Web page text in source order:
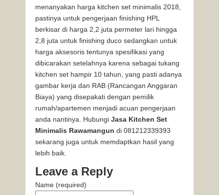
menanyakan harga kitchen set minimalis 2018,
pastinya untuk pengerjaan finishing HPL
berkisar di harga 2,2 juta permeter lari hingga
2,8 juta untuk finishing duco sedangkan untuk
harga aksesoris tentunya spesifikasi yang
dibicarakan setelahnya karena sebagai tukang
kitchen set hampir 10 tahun, yang pasti adanya
gambar kerja dan RAB (Rancangan Anggaran
Biaya) yang disepakati dengan pemilik
rumah/apartemen menjadi acuan pengerjaan
anda nantinya. Hubungi Jasa Kitchen Set
Minimalis Rawamangun di 081212339393
sekarang juga untuk memdaptkan hasil yang
lebih baik.
Leave a Reply
Name (required)